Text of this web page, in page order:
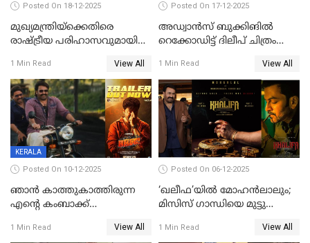
Posted On 18-12-2025
മുഖ്യമന്ത്രിയ്ക്കെതിരെ
രാഷ്ട്രീയ പരിഹാസവുമായി
1 Min Read View All
Posted On 17-12-2025
അഡ്വാൻസ് ബുക്കിങിൽ
റെക്കോഡിട്ട് ദിലീപ് ചിത്രം
റെക്കോർഡ് വിൽപ്പന;
മണിക്കൂറില്‍ വിറ്റത്
1000ത്തിന് മുകളിൽ ടിക്കറ്റ്
1 Min Read View All
KERALA
Posted On 10-12-2025
ഞാന്‍ കാത്തുകാത്തിരുന്ന
എന്റെ കംബാക്ക്
പുറത്ത്
1 Min Read View All
Posted On 06-12-2025
‘ഖലീഫ’യിൽ മോഹൻലാലും;
മിസിസ് ഗാന്ധിയെ മുട്ടു
അഹമ്മദ് അലിയായെത്തും
1 Min Read View All